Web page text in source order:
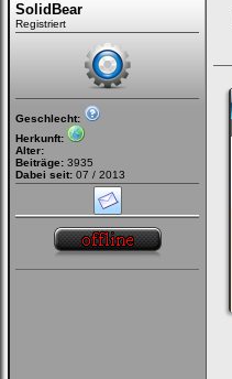
SolidBear
Registriert
Geschlecht:
Herkunft:
Alter:
Beiträge: 3935
Dabei seit: 07 / 2013